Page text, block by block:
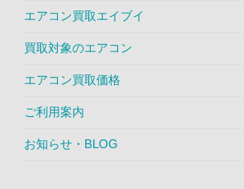
エアコン買取エイブイ
買取対象のエアコン
エアコン買取価格
ご利用案内
お知らせ・BLOG